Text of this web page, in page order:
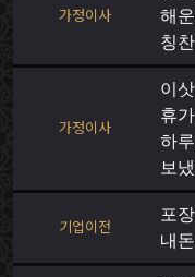
가정이사
해
칭
가정이사
이
휴
하
보
기업이전
포
내